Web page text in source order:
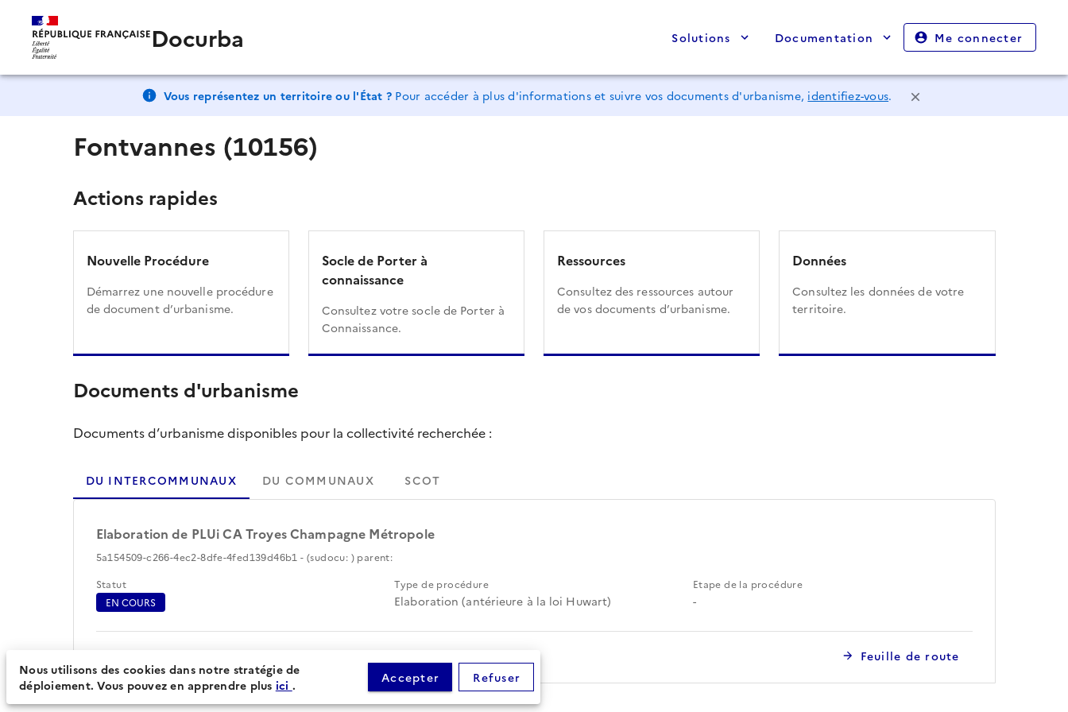
Docurba Solutions Documentation Me connecter
Vous représentez un territoire ou l'État ? Pour accéder à plus d'informations et suivre vos documents d'urbanisme, identifiez-vous.
Fontvannes (10156)
Actions rapides
Nouvelle Procédure
Démarrez une nouvelle procédure
de document d’urbanisme.
Socle de Porter à
connaissance
Consultez votre socle de Porter à
Connaissance.
Ressources
Consultez des ressources autour
de vos documents d’urbanisme.
Données
Consultez les données de votre
territoire.
Documents d'urbanisme
Documents d’urbanisme disponibles pour la collectivité recherchée :
DU INTERCOMMUNAUX DU COMMUNAUX SCOT
Elaboration de PLUi CA Troyes Champagne Métropole
5a154509-c266-4ec2-8dfe-4fed139d46b1 - (sudocu: ) parent:
Statut
EN COURS
Type de procédure
Elaboration (antérieure à la loi Huwart)
Etape de la procédure
-
Feuille de route
Nous utilisons des cookies dans notre stratégie de
déploiement. Vous pouvez en apprendre plus ici . Accepter Refuser